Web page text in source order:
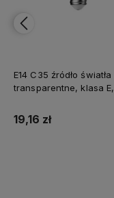
E14 C35 źródło światła
transparentne, klasa E,
19,16 zł